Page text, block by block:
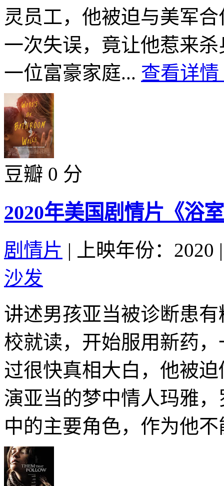
灵员工，他被迫与美军
一次失误，竟让他惹来
一位富豪家庭... 查看详情
豆瓣 0 分
2020年美国剧情片《浴
剧情片 | 上映年份：2020 |
沙发
讲述男孩亚当被诊断患
校就读，开始服用新药
过很快真相大白，他被
演亚当的梦中情人玛雅
中的主要角色，作为他